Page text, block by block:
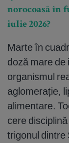
norocoasă în
iulie 2026?
Marte în
doză mare
organismul
aglomerație,
alimentare.
cere
trigonul dintre